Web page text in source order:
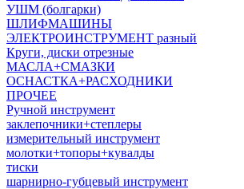
УШМ (болгарки)
ШЛИФМАШИНЫ
ЭЛЕКТРОИНСТРУМЕНТ разный
Круги, диски отрезные
МАСЛА+СМАЗКИ
ОСНАСТКА+РАСХОДНИКИ
ПРОЧЕЕ
Ручной инструмент
заклепочники+степлеры
измерительный инструмент
молотки+топоры+кувалды
тиски
шарнирно-губцевый инструмент